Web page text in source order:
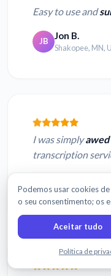
Easy to use and
JB Jon B.
Shakopee, MN,
I was simply
transcription
Queens, NY,
Podemos usar cookies
o seu consentimento; os
Aceitar tudo
Política de